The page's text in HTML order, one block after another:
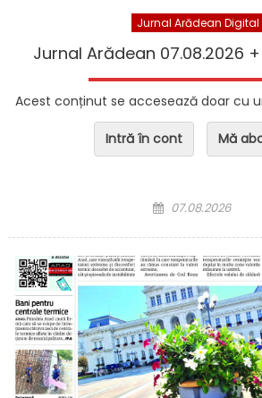
Jurnal Arădean Digital
Jurnal Arădean 07.08.2026
Acest conținut se accesează doar cu
Intră în cont Mă
Posted on
07.08.2026